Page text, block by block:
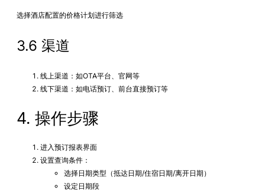
选择酒店配置的价格计划进行筛选
3.6 渠道
线上渠道：如OTA平台、官网等
线下渠道：如电话预订、前台直接预订等
4. 操作步骤
进入预订报表界面
设置查询条件：
选择日期类型（抵达日期/住宿日期/离开日期）
设定日期段